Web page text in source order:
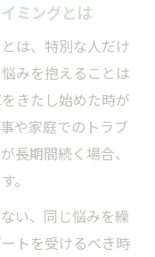
ミングとは
は、特別な人だけ
みを抱えることは
きたし始めた時が
や家庭でのトラブ
長期間続く場合、
。
い、同じ悩みを繰
トを受けるべき時